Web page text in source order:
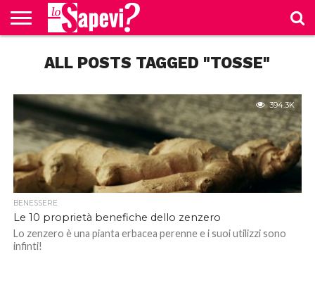
BENESSERE
GOSSIP
PRODOTTI
AMAZON
NEWS
CASA E
CUCINA
ALL POSTS TAGGED "TOSSE"
394.3K
BENESSERE
Le 10 proprietà benefiche dello zenzero
Lo zenzero è una pianta erbacea perenne e i suoi utilizzi sono
infinti!